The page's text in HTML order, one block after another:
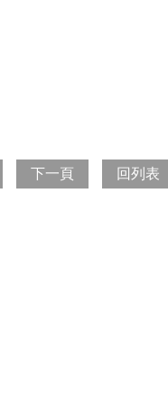
下一頁 回列表